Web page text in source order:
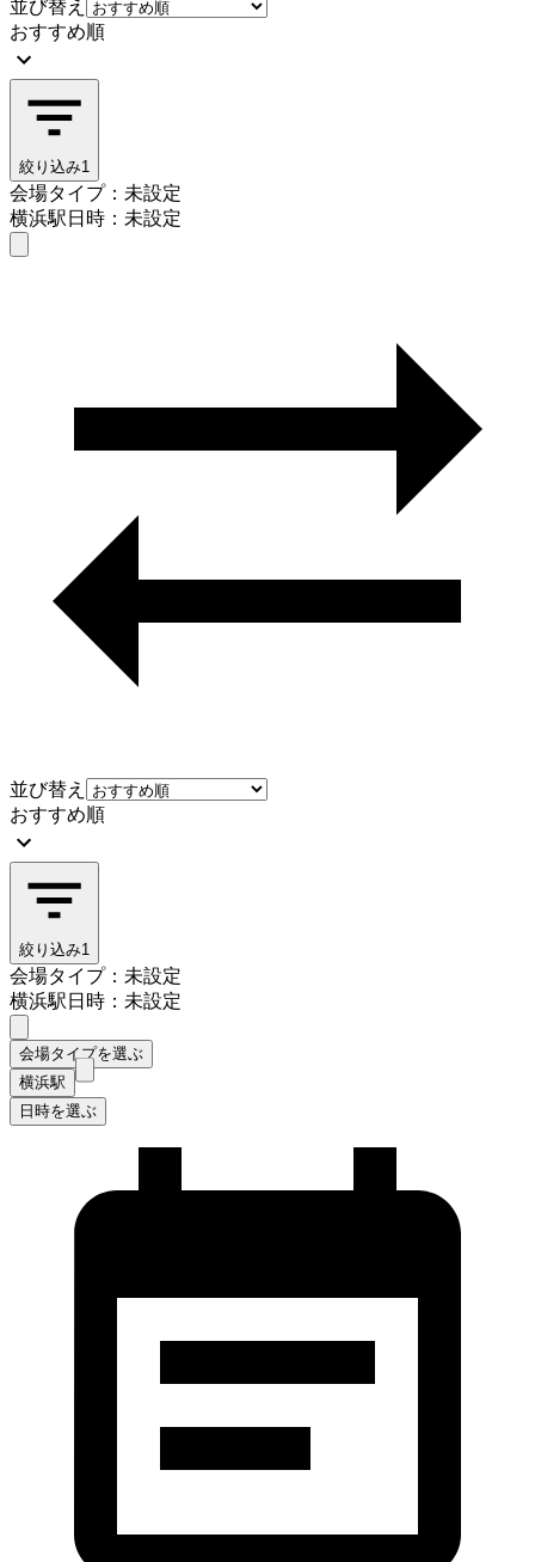
並び替え
おすすめ順
絞り込み1
会場タイプ：未設定
横浜駅日時：未設定
並び替え
おすすめ順
絞り込み1
会場タイプ：未設定
横浜駅日時：未設定
会場タイプを選ぶ
横浜駅
日時を選ぶ